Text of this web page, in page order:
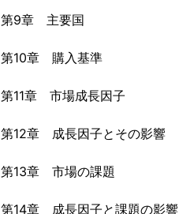
第9章 主要国
第10章 購入基準
第11章 市場成長因子
第12章 成長因子とその影響
第13章 市場の課題
第14章 成長因子と課題の影響